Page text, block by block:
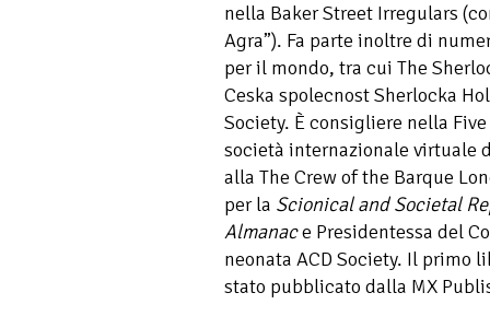
nella Baker Street Irregulars
Agra”). Fa parte inoltre di
per il mondo, tra cui The
Ceska spolecnost Sherlocka
Society. È consigliere nella
società internazionale virtuale
alla The Crew of the Barque
per la Scionical and Societal
Almanace Presidentessa del
neonata ACD Society. Il primo
stato pubblicato dalla MX